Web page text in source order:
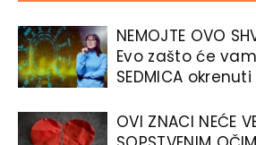
NEMOJTE OVO
Evo zašto će vam
SEDMICA
OVI ZNACI NEĆE